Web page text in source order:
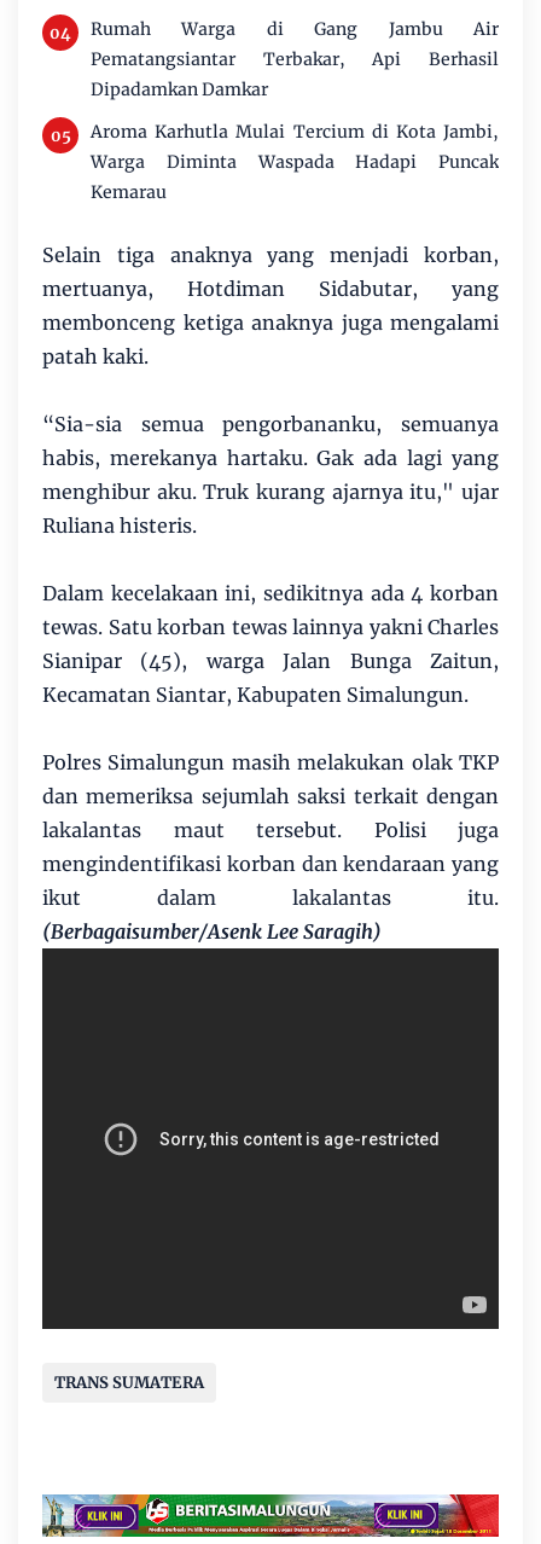
Rumah Warga di Gang Jambu Air
Pematangsiantar Terbakar, Api Berhasil
Dipadamkan Damkar
Aroma Karhutla Mulai Tercium di Kota Jambi,
Warga Diminta Waspada Hadapi Puncak
Kemarau
Selain tiga anaknya yang menjadi korban,
mertuanya, Hotdiman Sidabutar, yang
membonceng ketiga anaknya juga mengalami
patah kaki.
“Sia-sia semua pengorbananku, semuanya
habis, merekanya hartaku. Gak ada lagi yang
menghibur aku. Truk kurang ajarnya itu," ujar
Ruliana histeris.
Dalam kecelakaan ini, sedikitnya ada 4 korban
tewas. Satu korban tewas lainnya yakni Charles
Sianipar (45), warga Jalan Bunga Zaitun,
Kecamatan Siantar, Kabupaten Simalungun.
Polres Simalungun masih melakukan olak TKP
dan memeriksa sejumlah saksi terkait dengan
lakalantas maut tersebut. Polisi juga
mengindentifikasi korban dan kendaraan yang
ikut dalam lakalantas itu.
(Berbagaisumber/Asenk Lee Saragih)
TRANS SUMATERA